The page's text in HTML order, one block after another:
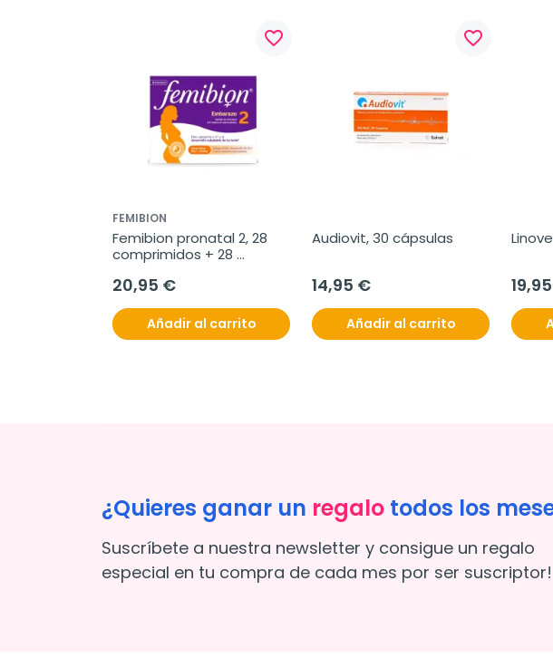
favorite_border
FEMIBION
Femibion pronatal 2, 28
comprimidos + 28
20,95 €
Añadir al carrito
favorite_border
Audiovit, 30 cápsulas
14,95 €
Añadir al carrito
¿Quieres ganar un regalo todos los
Suscríbete a nuestra newsletter y consigue un regalo
especial en tu compra de cada mes por ser suscriptor!